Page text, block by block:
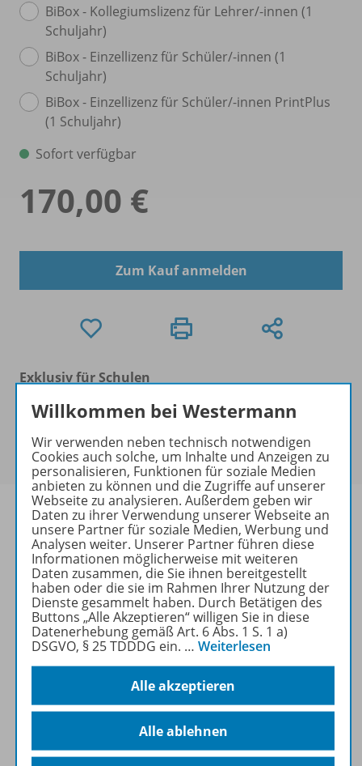
BiBox - Kollegiumslizenz für Lehrer/-innen (1
Schuljahr)
BiBox - Einzellizenz für Schüler/-innen (1
Schuljahr)
BiBox - Einzellizenz für Schüler/-innen PrintPlus
(1 Schuljahr)
Sofort verfügbar
170,00 €
Zum Kauf anmelden
Exklusiv für Schulen
der Schule bestellt werden. Ihre/n Ansprechpartner/-
in des Benutzerkontos der Schule finden Sie in in der
Kontoführung unterMeine Schulen.
Produktinformationen
Beschreibung
Lizenzbedingungen
Zugehörige Produkte
Willkommen bei Westermann
Wir verwenden neben technisch notwendigen
Cookies auch solche, um Inhalte und Anzeigen zu
personalisieren, Funktionen für soziale Medien
anbieten zu können und die Zugriffe auf unserer
Webseite zu analysieren. Außerdem geben wir
Daten zu ihrer Verwendung unserer Webseite an
unsere Partner für soziale Medien, Werbung und
Analysen weiter. Unserer Partner führen diese
Informationen möglicherweise mit weiteren
Daten zusammen, die Sie ihnen bereitgestellt
haben oder die sie im Rahmen Ihrer Nutzung der
Dienste gesammelt haben. Durch Betätigen des
Buttons „Alle Akzeptieren“ willigen Sie in diese
Datenerhebung gemäß Art. 6 Abs. 1 S. 1 a)
DSGVO, § 25 TDDDG ein. … Weiterlesen
Alle akzeptieren
Alle ablehnen